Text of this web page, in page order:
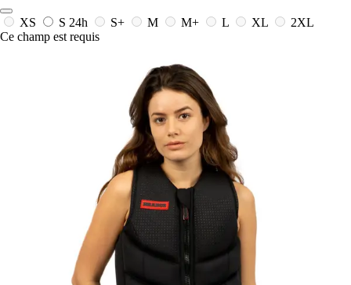
XS S 24h S+ M M+ L XL
2XL
Ce champ est requis